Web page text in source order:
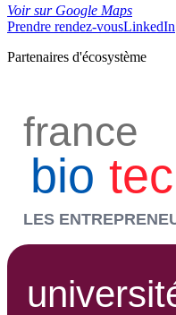
Voir sur Google Maps
Prendre rendez-vousLinkedIn
Partenaires d'écosystème